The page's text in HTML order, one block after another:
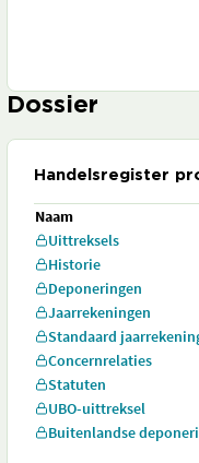
Dossier
Handelsregister
Naam
Uittreksels
Historie
Deponeringen
Jaarrekeningen
Standaard
Concernrelaties
Statuten
UBO-uittreksel
Buitenlandse